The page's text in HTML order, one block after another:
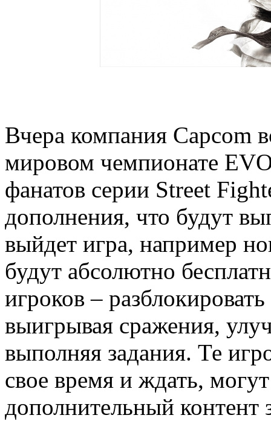
Вчера компания Capcom
мировом чемпионате
фанатов серии Street
дополнения, что будут
выйдет игра, например
будут абсолютно
игроков –
выигрывая сражения,
выполняя задания. Те
свое время и ждать,
дополнительный контент